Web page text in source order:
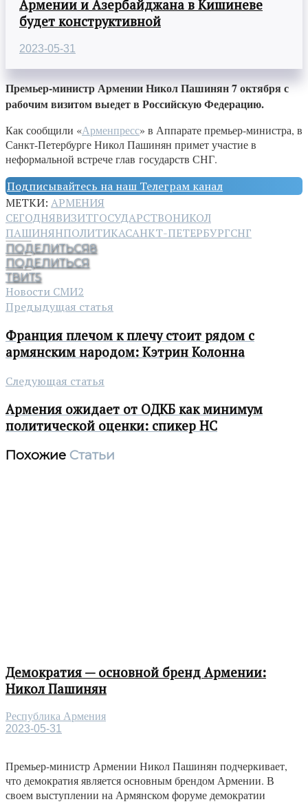
Армении и Азербайджана в Кишиневе
будет конструктивной
2023-05-31
Премьер-министр Армении Никол Пашинян 7 октября с
рабочим визитом выедет в Российскую Федерацию.
Как сообщили «Арменпресс» в Аппарате премьер-министра, в
Санкт-Петербурге Никол Пашинян примет участие в
неформальной встрече глав государств СНГ.
Подписывайтесь на наш Телеграм канал
МЕТКИ: АРМЕНИЯ
СЕГОДНЯВИЗИТГОСУДАРСТВОНИКОЛ
ПАШИНЯНПОЛИТИКАСАНКТ-ПЕТЕРБУРГСНГ
ПОДЕЛИТЬСЯ8
ПОДЕЛИТЬСЯ
ТВИТ5
Новости СМИ2
Предыдущая статья
Франция плечом к плечу стоит рядом с
армянским народом: Кэтрин Колонна
Следующая статья
Армения ожидает от ОДКБ как минимум
политической оценки: спикер НС
Похожие Статьи
Демократия — основной бренд Армении:
Никол Пашинян
Республика Армения
2023-05-31
Премьер-министр Армении Никол Пашинян подчеркивает,
что демократия является основным брендом Армении. В
своем выступлении на Армянском форуме демократии